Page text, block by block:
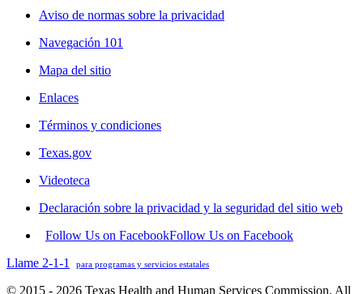
Aviso de normas sobre la privacidad
Navegación 101
Mapa del sitio
Enlaces
Términos y condiciones
Texas.gov
Videoteca
Declaración sobre la privacidad y la seguridad del sitio web
Follow Us on FacebookFollow Us on Facebook
Llame 2-1-1
para programas y servicios estatales
© 2015 - 2026 Texas Health and Human Services Commission. All